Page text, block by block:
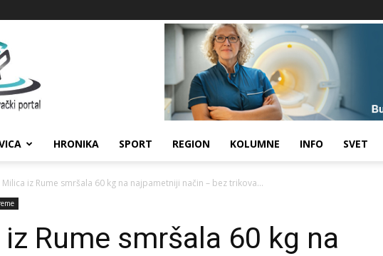
HRONIKA SPORT REGION KOLUMNE INFO SVET
Milica iz Rume smršala 60 kg na najpametniji način – bez trikova...
Rume smršala 60 kg na